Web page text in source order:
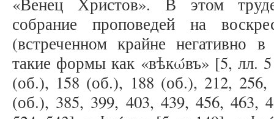
«Венец Христов». В этом
собрание проповедей на
(встреченном крайне негативно
такие формы как «вѣкώвъ» [5, лл.
(об.), 158 (об.), 188 (об.), 212,
(об.), 385, 399, 403, 439, 456, 463,